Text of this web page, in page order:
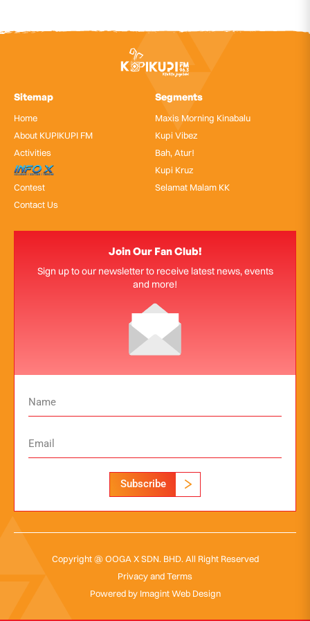
Sitemap
Home
About KUPIKUPI FM
Activities
InfoX
Contest
Contact Us
Segments
Maxis Morning Kinabalu
Kupi Vibez
Bah, Atur!
Kupi Kruz
Selamat Malam KK
Join Our Fan Club!
Sign up to our newsletter to receive latest news, events
and more!
Subscribe
Copyright @ OOGA X SDN. BHD. All Right Reserved
Privacy and Terms
Powered by Imagint Web Design